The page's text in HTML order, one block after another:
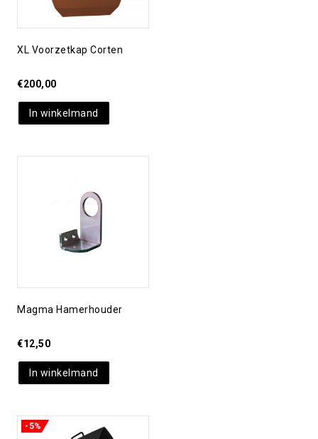
XL Voorzetkap Corten
€200,00
In winkelmand
Magma Hamerhouder
€12,50
In winkelmand
-5%